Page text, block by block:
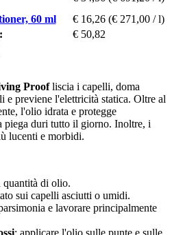
60 ml
€ 16,26 (€ 271,00 / l)
€ 50,82
Proofliscia i capelli, doma
e previene l'elettricità statica. Oltre al
l'olio idrata e protegge
piega duri tutto il giorno. Inoltre, i
lucenti e morbidi.
quantità di olio.
sui capelli asciutti o umidi.
e lavorare principalmente
: applicare l'olio sulle punte e sulle